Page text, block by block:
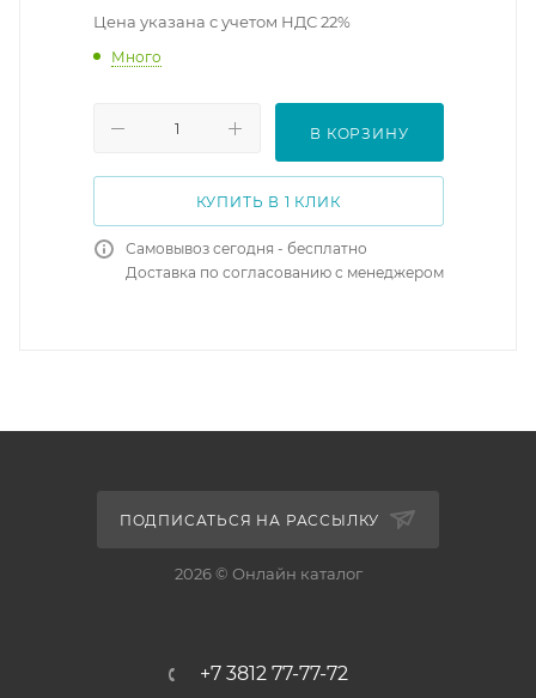
Цена указана с учетом НДС 22%
Много
В КОРЗИНУ
КУПИТЬ В 1 КЛИК
Самовывоз сегодня - бесплатно
Доставка по согласованию с менеджером
ПОДПИСАТЬСЯ НА РАССЫЛКУ
2026 © Онлайн каталог
+7 3812 77-77-72